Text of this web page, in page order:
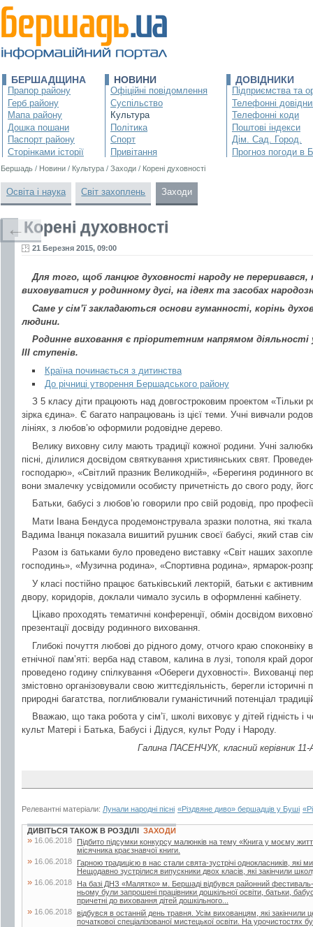
БЕРШАДЩИНА
Прапор району
Герб району
Мапа району
Дошка пошани
Паспорт району
Сторінками історії
НОВИНИ
Офіційні повідомлення
Суспільство
Культура
Політика
Спорт
Привітання
ДОВІДНИКИ
Підприємства та
Телефонні
Телефонні коди
Поштові індекси
Дім. Сад. Город.
Прогноз погоди в
Бершадь / Новини / Культура / Заходи / Корені духовності
Освіта і наука Світ захоплень Заходи
Корені духовності
21 Березня 2015, 09:00
Для того, щоб ланцюг духовності народу не переривався,
виховуватися у родинному дусі, на ідеях та засобах
Саме у сім’ї закладаються основи гуманності, корінь
людини.
Родинне виховання є пріоритетним напрямом діяльності
ІІІ ступенів.
Країна починається з дитинства
До річниці утворення Бершадського району
З 5 класу діти працюють над довгостроковим проектом «Тільки
зірка єдина». Є багато напрацювань із цієї теми. Учні вивчали
лініях, з любов’ю оформили родовідне дерево.
Велику виховну силу мають традиції кожної родини. Учні
пісні, ділилися досвідом святкування християнських свят.
господарю», «Світлий празник Великодній», «Берегиня родинного
вони змалечку усвідомили особисту причетність до свого роду,
Батьки, бабусі з любов’ю говорили про свій родовід, про
Мати Івана Бендуса продемонструвала зразки полотна, які
Вадима Іванця показала вишитий рушник своєї бабусі, який став
Разом із батьками було проведено виставку «Світ наших
господинь», «Музична родина», «Спортивна родина», ярмарок-
У класі постійно працює батьківський лекторій, батьки є
двору, коридорів, доклали чимало зусиль в оформленні кабінету.
Цікаво проходять тематичні конференції, обмін досвідом
презентації досвіду родинного виховання.
Глибокі почуття любові до рідного дому, отчого краю
етнічної пам’яті: верба над ставом, калина в лузі, тополя край
проведено годину спілкування «Обереги духовності». Вихованці
змістовно організовували свою життєдіяльність, берегли
природні багатства, поглиблювали гуманістичний потенціал
Вважаю, що така робота у сім’ї, школі виховує у дітей гідність і
культ Матері і Батька, Бабусі і Дідуся, культ Роду і Народу.
Галина ПАСЕНЧУК, класний керівник 11-
Релевантні матеріали: Лунали народні пісні «Різдвяне диво» бершадців у Буші
←
ДИВІТЬСЯ ТАКОЖ В РОЗДІЛІ ЗАХОДИ
» 16.06.2018
Підбито підсумки конкурсу малюнків на тему «Книга у моєму
місячника краєзнавчої книги.
» 16.06.2018
Гарною традицією в нас стали свята-зустрічі однокласників, які
Нещодавно зустрілися випускники двох класів, які закінчили
» 16.06.2018
На базі ДНЗ «Малятко» м. Бершаді відбувся районний
ньому були запрошені працівники дошкільної освіти, батьки,
причетні до виховання дітей дошкільного...
» 16.06.2018 відбувся в останній день травня. Усім вихованцям, які
початкової спеціалізованої мистецької освіти. На урочистостях